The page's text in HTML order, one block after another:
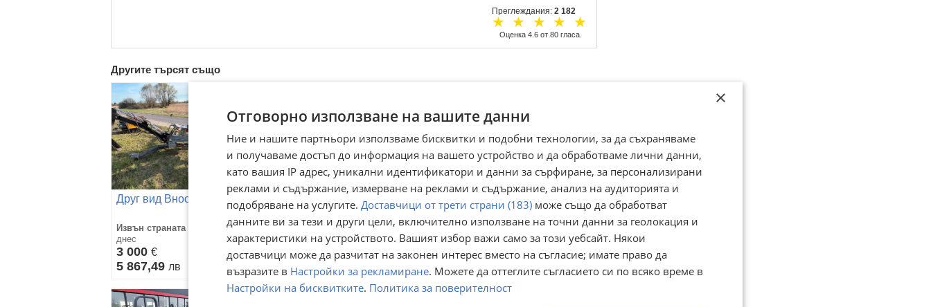
Преглеждания: 2 182
☆
☆
☆
☆
☆
Оценка 4.6от 80гласа.
Другите търсят също
Друг вид Внос
Извън страната
днес
3 000 €
5 867,49 лв
Трактор Друга
марка DT75
гр. Самоков, София
днес
1 000€
1 955,83лв
Трактор Друга
марка Внос Италия
с. Граница, Кюстендил
04 август
1 500€
2 933,75
Трактор Kubota
НОВ ВНОС
гр. Кърджали
днес
8 900 €
17 406,89
×
Отговорно използване на вашите данни
Ние и нашите партньори използваме бисквитки и подобни технологии, за да съхраняваме
и получаваме достъп до информация на вашето устройство и да обработваме лични данни,
като вашия IP адрес, уникални идентификатори и данни за сърфиране, за персонализирани
реклами и съдържание, измерване на реклами и съдържание, анализ на аудиторията и
подобряване на услугите. Доставчици от трети страни (183) може също да обработват
данните ви за тези и други цели, включително използване на точни данни за геолокация и
характеристики на устройството. Вашият избор важи само за този уебсайт. Някои
доставчици може да разчитат на законен интерес вместо на съгласие; имате право да
възразите в Настройки за рекламиране. Можете да оттеглите съгласието си по всяко време в
Настройки на бисквитките. Политика за поверителност